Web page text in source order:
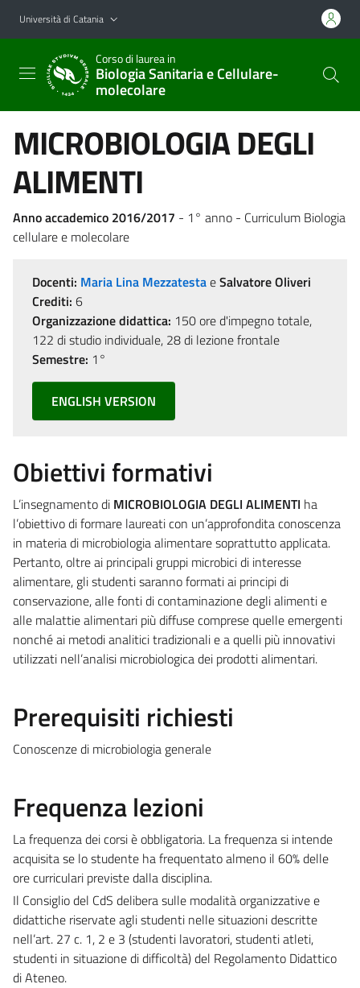
Vai al contenuto principale
Vai al menu di navigazione
Università di Catania
Corso di laurea in
Biologia Sanitaria e Cellulare-
molecolare
MICROBIOLOGIA DEGLI
ALIMENTI
Anno accademico 2016/2017 - 1° anno - Curriculum Biologia
cellulare e molecolare
Docenti: Maria Lina MezzatestaeSalvatore Oliveri
Crediti: 6
Organizzazione didattica: 150 ore d'impegno totale,
122 di studio individuale, 28 di lezione frontale
Semestre: 1°
ENGLISH VERSION
Obiettivi formativi
L’insegnamento di MICROBIOLOGIA DEGLI ALIMENTI ha
l’obiettivo di formare laureati con un’approfondita conoscenza
in materia di microbiologia alimentare soprattutto applicata.
Pertanto, oltre ai principali gruppi microbici di interesse
alimentare, gli studenti saranno formati ai principi di
conservazione, alle fonti di contaminazione degli alimenti e
alle malattie alimentari più diffuse comprese quelle emergenti
nonché ai metodi analitici tradizionali e a quelli più innovativi
utilizzati nell’analisi microbiologica dei prodotti alimentari.
Prerequisiti richiesti
Conoscenze di microbiologia generale
Frequenza lezioni
La frequenza dei corsi è obbligatoria. La frequenza si intende
acquisita se lo studente ha frequentato almeno il 60% delle
ore curriculari previste dalla disciplina.
Il Consiglio del CdS delibera sulle modalità organizzative e
didattiche riservate agli studenti nelle situazioni descritte
nell’art. 27 c. 1, 2 e 3 (studenti lavoratori, studenti atleti,
studenti in situazione di difficoltà) del Regolamento Didattico
di Ateneo.